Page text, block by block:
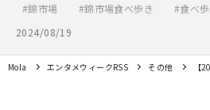
錦市場
錦市場食べ歩き
食べ
2024/08/19
Mola エンタメウィークRSS その他 【